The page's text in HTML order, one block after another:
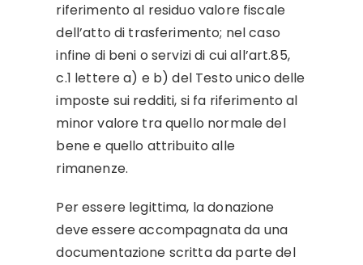
riferimento al residuo valore fiscale
dell’atto di trasferimento; nel caso
infine di beni o servizi di cui all’art.85,
c.1 lettere a) e b) del Testo unico delle
imposte sui redditi, si fa riferimento al
minor valore tra quello normale del
bene e quello attribuito alle
rimanenze.
Per essere legittima, la donazione
deve essere accompagnata da una
documentazione scritta da parte del